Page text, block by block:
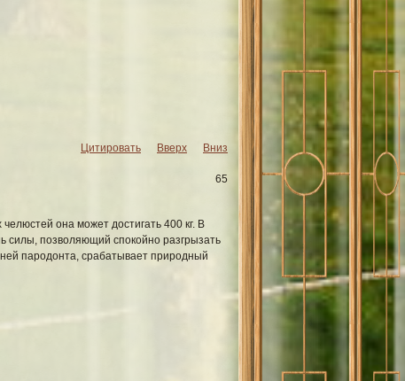
Цитировать Вверх Вниз
65
она может достигать 400 кг. В
силы, позволяющий спокойно разгрызать
пародонта, срабатывает природный